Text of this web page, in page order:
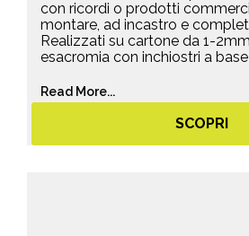
con ricordi o prodotti
montare, ad incastro e
Realizzati su cartone da 1-
esacromia con inchiostri a
Read More...
SCOPRI